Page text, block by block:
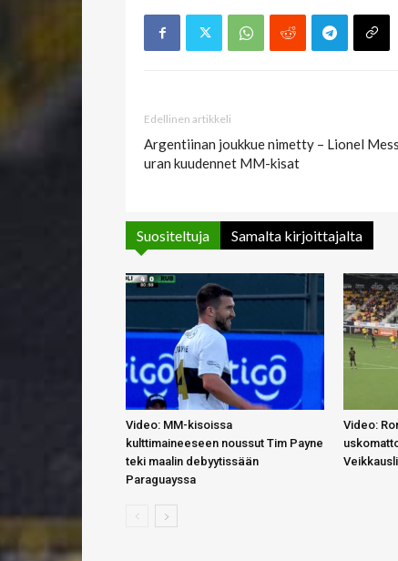
Edellinen artikkeli
Argentiinan joukkue nimetty – Lionel
uran kuudennet MM-kisat
Suositeltuja Samalta kirjoittajalta
Video: MM-kisoissa
kulttimaineeseen noussut Tim Payne
teki maalin debyytissään
Paraguayssa
Video: